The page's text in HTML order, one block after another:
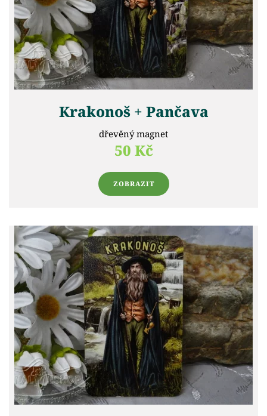
Krakonoš + Pančava
dřevěný magnet
50 Kč
ZOBRAZIT